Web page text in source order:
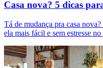
Casa nova? 5 dicas
Tá de mudança pra casa
ela mais fácil e sem estresse